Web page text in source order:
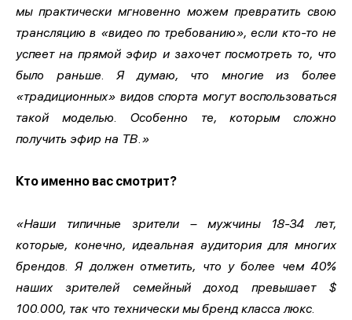
мы практически мгновенно можем превратить свою
трансляцию в «видео по требованию», если кто-то не
успеет на прямой эфир и захочет посмотреть то, что
было раньше. Я думаю, что многие из более
«традиционных» видов спорта могут воспользоваться
такой моделью. Особенно те, которым сложно
получить эфир на ТВ.»
Кто именно вас смотрит?
«Наши типичные зрители – мужчины 18-34 лет,
которые, конечно, идеальная аудитория для многих
брендов. Я должен отметить, что у более чем 40%
наших зрителей семейный доход превышает $
100.000, так что технически мы бренд класса люкс.